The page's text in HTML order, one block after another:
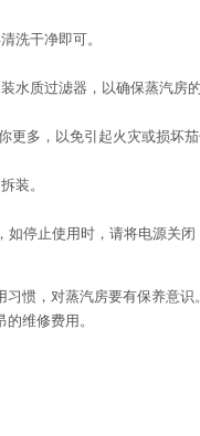
洗干净即可。
水质过滤器，以确保蒸汽房的
多，以免引起火灾或损坏茄
装。
停止使用时，请将电源关闭
惯，对蒸汽房要有保养意
维修费用。